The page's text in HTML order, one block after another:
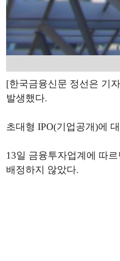
[한국금융신문 정선은 기
발생했다.
초대형 IPO(기업공개)에
13일 금융투자업계에 따
배정하지 않았다.